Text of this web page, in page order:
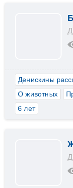
Денискины
О животных
6 лет